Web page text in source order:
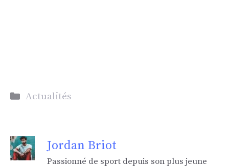
Catégories
Actualités
Jordan Briot
Passionné de sport depuis son plus jeune